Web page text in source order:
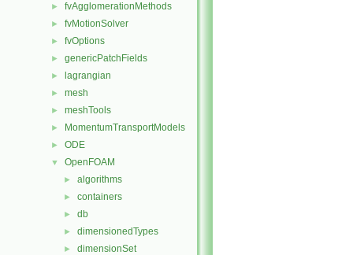
► fvAgglomerationMethods
► fvMotionSolver
► fvOptions
► genericPatchFields
► lagrangian
► mesh
► meshTools
► MomentumTransportModels
► ODE
▼ OpenFOAM
► algorithms
► containers
► db
► dimensionedTypes
► dimensionSet